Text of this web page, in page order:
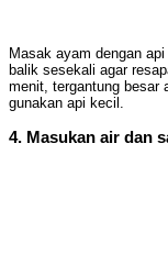
Masak ayam dengan
balik sesekali agar
menit, tergantung besar
gunakan api kecil.
4. Masukan air dan